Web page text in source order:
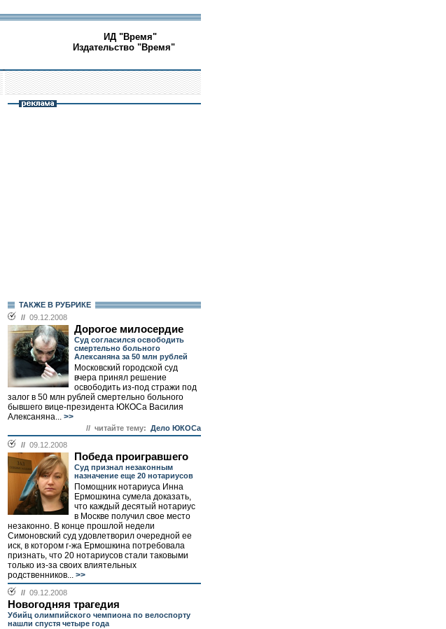
ИД "Время"
Издательство "Время"
ТАКЖЕ В РУБРИКЕ
// 09.12.2008
Дорогое милосердие
Суд согласился освободить
смертельно больного
Алексаняна за 50 млн рублей
Московский городской суд
вчера принял решение
освободить из-под стражи под
залог в 50 млн рублей смертельно больного
бывшего вице-президента ЮКОСа Василия
Алексаняна... >>
// читайте тему: Дело ЮКОСа
// 09.12.2008
Победа проигравшего
Суд признал незаконным
назначение еще 20 нотариусов
Помощник нотариуса Инна
Ермошкина сумела доказать,
что каждый десятый нотариус
в Москве получил свое место
незаконно. В конце прошлой недели
Симоновский суд удовлетворил очередной ее
иск, в котором г-жа Ермошкина потребовала
признать, что 20 нотариусов стали таковыми
только из-за своих влиятельных
родственников... >>
// 09.12.2008
Новогодняя трагедия
Убийц олимпийского чемпиона по велоспорту
нашли спустя четыре года